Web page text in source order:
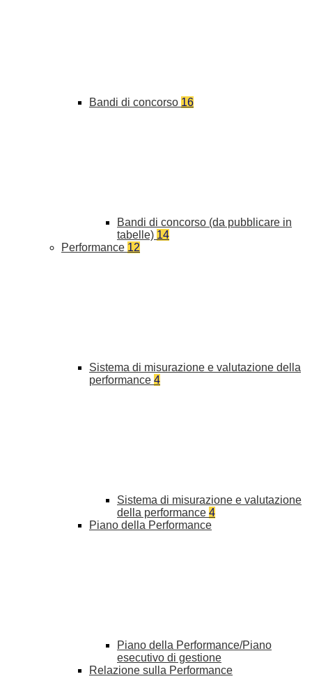
Bandi di concorso 16
Bandi di concorso (da pubblicare in
tabelle) 14
Performance 12
Sistema di misurazione e valutazione della
performance 4
Sistema di misurazione e valutazione
della performance 4
Piano della Performance
Piano della Performance/Piano
esecutivo di gestione
Relazione sulla Performance